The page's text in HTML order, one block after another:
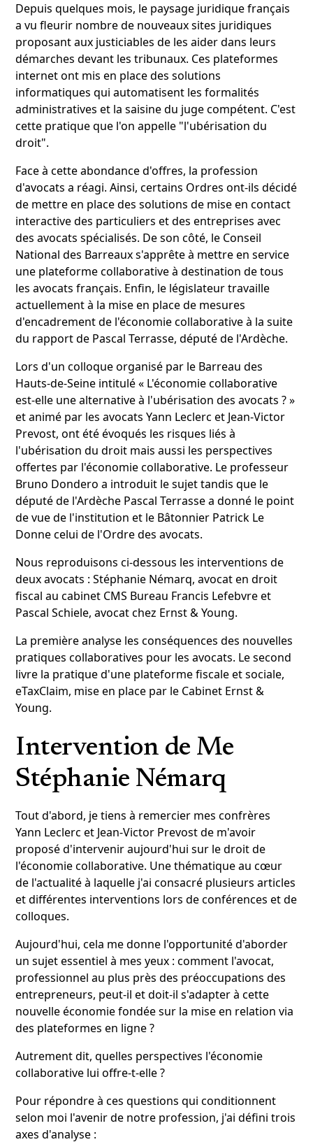
Depuis quelques mois, le paysage juridique français
a vu fleurir nombre de nouveaux sites juridiques
proposant aux justiciables de les aider dans leurs
démarches devant les tribunaux. Ces plateformes
internet ont mis en place des solutions
informatiques qui automatisent les formalités
administratives et la saisine du juge compétent. C'est
cette pratique que l'on appelle "l'ubérisation du
droit".
Face à cette abondance d'offres, la profession
d'avocats a réagi. Ainsi, certains Ordres ont-ils décidé
de mettre en place des solutions de mise en contact
interactive des particuliers et des entreprises avec
des avocats spécialisés. De son côté, le Conseil
National des Barreaux s'apprête à mettre en service
une plateforme collaborative à destination de tous
les avocats français. Enfin, le législateur travaille
actuellement à la mise en place de mesures
d'encadrement de l'économie collaborative à la suite
du rapport de Pascal Terrasse, député de l'Ardèche.
Lors d'un colloque organisé par le Barreau des
Hauts-de-Seine intitulé « L'économie collaborative
est-elle une alternative à l'ubérisation des avocats ? »
et animé par les avocats Yann Leclerc et Jean-Victor
Prevost, ont été évoqués les risques liés à
l'ubérisation du droit mais aussi les perspectives
offertes par l'économie collaborative. Le professeur
Bruno Dondero a introduit le sujet tandis que le
député de l'Ardèche Pascal Terrasse a donné le point
de vue de l'institution et le Bâtonnier Patrick Le
Donne celui de l'Ordre des avocats.
Nous reproduisons ci-dessous les interventions de
deux avocats : Stéphanie Némarq, avocat en droit
fiscal au cabinet CMS Bureau Francis Lefebvre et
Pascal Schiele, avocat chez Ernst & Young.
La première analyse les conséquences des nouvelles
pratiques collaboratives pour les avocats. Le second
livre la pratique d'une plateforme fiscale et sociale,
eTaxClaim, mise en place par le Cabinet Ernst &
Young.
Intervention de Me
Stéphanie Némarq
Tout d'abord, je tiens à remercier mes confrères
Yann Leclerc et Jean-Victor Prevost de m'avoir
proposé d'intervenir aujourd'hui sur le droit de
l'économie collaborative. Une thématique au cœur
de l'actualité à laquelle j'ai consacré plusieurs articles
et différentes interventions lors de conférences et de
colloques.
Aujourd'hui, cela me donne l'opportunité d'aborder
un sujet essentiel à mes yeux : comment l'avocat,
professionnel au plus près des préoccupations des
entrepreneurs, peut-il et doit-il s'adapter à cette
nouvelle économie fondée sur la mise en relation via
des plateformes en ligne ?
Autrement dit, quelles perspectives l'économie
collaborative lui offre-t-elle ?
Pour répondre à ces questions qui conditionnent
selon moi l'avenir de notre profession, j'ai défini trois
axes d'analyse :